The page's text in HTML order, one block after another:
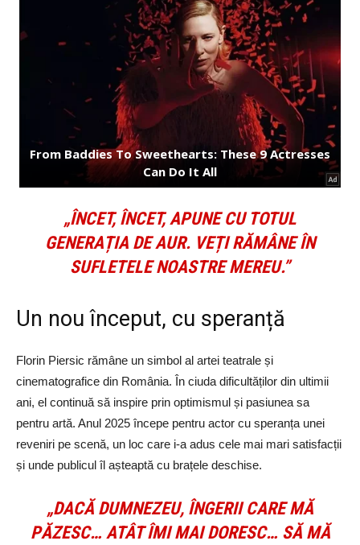
„ÎNCET, ÎNCET, APUNE CU TOTUL
GENERAȚIA DE AUR. VEȚI RĂMÂNE ÎN
SUFLETELE NOASTRE MEREU.”
Un nou început, cu speranță
Florin Piersic rămâne un simbol al artei teatrale și
cinematografice din România. În ciuda dificultăților din ultimii
ani, el continuă să inspire prin optimismul și pasiunea sa
pentru artă. Anul 2025 începe pentru actor cu speranța unei
reveniri pe scenă, un loc care i-a adus cele mai mari satisfacții
și unde publicul îl așteaptă cu brațele deschise.
„DACĂ DUMNEZEU, ÎNGERII CARE MĂ
PĂZESC… ATÂT ÎMI MAI DORESC… SĂ MĂ